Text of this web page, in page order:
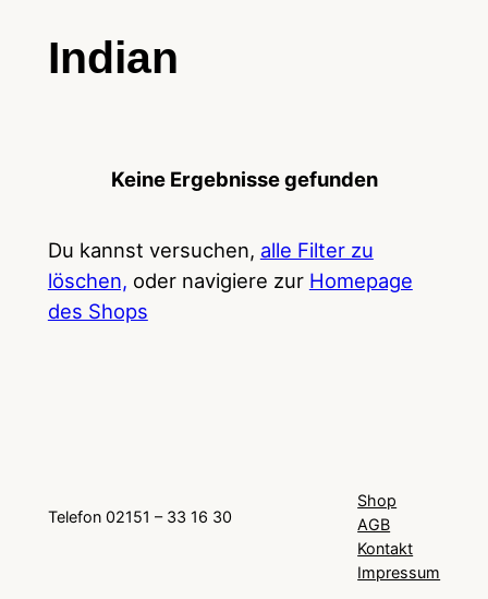
Indian
Keine Ergebnisse gefunden
Du kannst versuchen, alle Filter zu
löschen, oder navigiere zur Homepage
des Shops
Telefon 02151 – 33 16 30
Shop
AGB
Kontakt
Impressum